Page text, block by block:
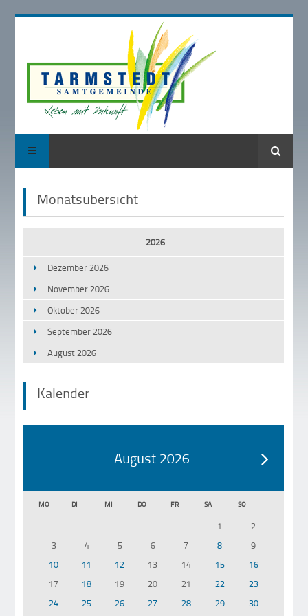
Suche
Monatsübersicht
2026
Dezember 2026
November 2026
Oktober 2026
September 2026
August 2026
Kalender
August 2026
MO DI MI DO FR SA SO
1
2
3
4 5 6 7 8
9
10
11 12 13 14 15
16
17
18 19 20 21 22
23
24
25 26 27 28 29 30